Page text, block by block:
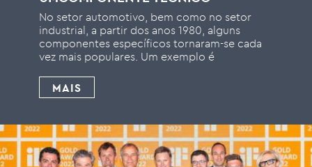
No setor automotivo, bem como no setor
industrial, a partir dos anos 1980, alguns
componentes específicos tornaram-se cada
vez mais populares. Um exemplo é
MAIS